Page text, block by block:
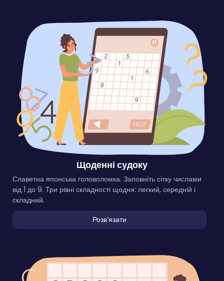
Щоденні судоку
Славетна японська головоломка. Заповніть сітку числами
від 1 до 9. Три рівні складності щодня: легкий, середній і
складний.
Розвʼязати